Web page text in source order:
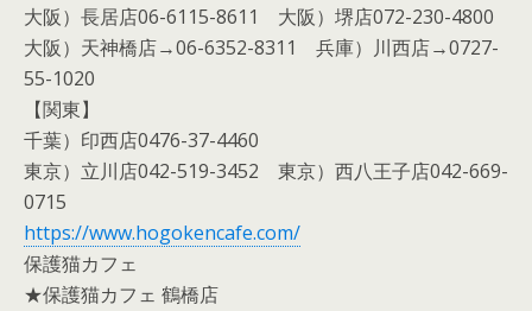
大阪）長居店06-6115-8611 大阪）堺店072-230-4800
大阪）天神橋店→06-6352-8311 兵庫）川西店→0727-
55-1020
【関東】
千葉）印西店0476-37-4460
東京）立川店042-519-3452 東京）西八王子店042-669-
0715
https://www.hogokencafe.com/
保護猫カフェ
★保護猫カフェ 鶴橋店